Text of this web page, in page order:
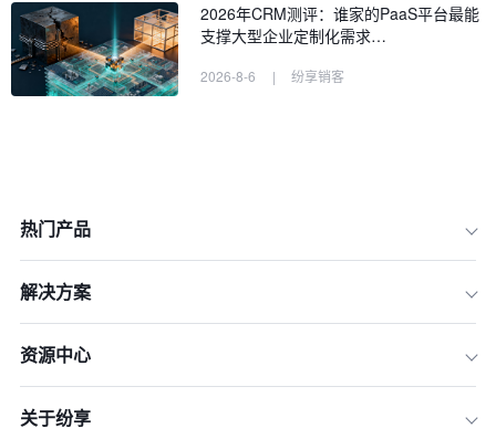
2026年CRM测评：谁家的PaaS平台最能
支撑大型企业定制化需求…
2026-8-6 | 纷享销客
热门产品
解决方案
资源中心
关于纷享